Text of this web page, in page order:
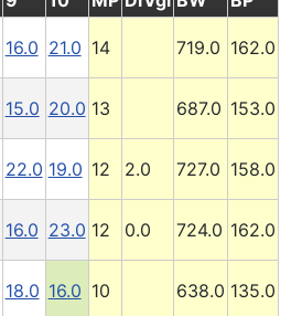
16.0 21.0 14 719.0 162.0
15.0 20.0 13 687.0 153.0
22.0 19.0 12 2.0 727.0 158.0
16.0 23.0 12 0.0 724.0 162.0
18.0 16.0 10 638.0 135.0